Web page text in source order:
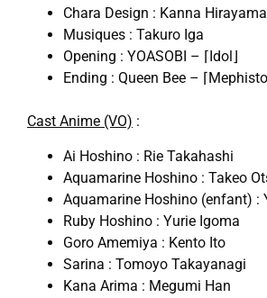
Chara Design : Kanna Hirayama
Musiques : Takuro Iga
Opening : YOASOBI – ⌈Idol⌋
Ending : Queen Bee – ⌈Mephisto⌋
Cast Anime (VO) :
Ai Hoshino : Rie Takahashi
Aquamarine Hoshino : Takeo
Aquamarine Hoshino (enfant) :
Ruby Hoshino : Yurie Igoma
Goro Amemiya : Kento Ito
Sarina : Tomoyo Takayanagi
Kana Arima : Megumi Han